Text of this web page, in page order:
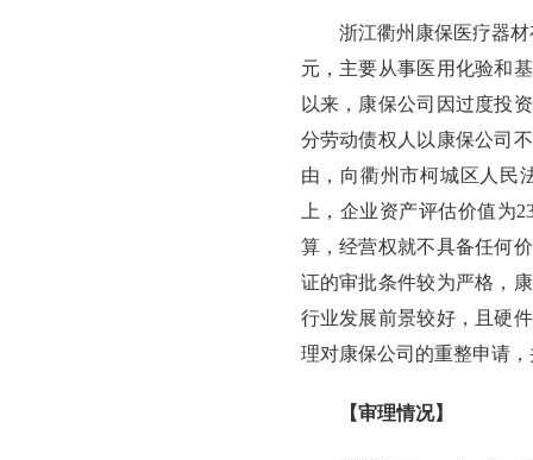
浙江衢州康保医疗器
元，主要从事医用化验和
以来，康保公司因过度投
分劳动债权人以康保公司
由，向衢州市柯城区人民
上，企业资产评估价值为
算，经营权就不具备任何
证的审批条件较为严格，
行业发展前景较好，且硬
理对康保公司的重整申请
【审理情况】